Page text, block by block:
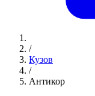
/
Кузов
/
Антикор